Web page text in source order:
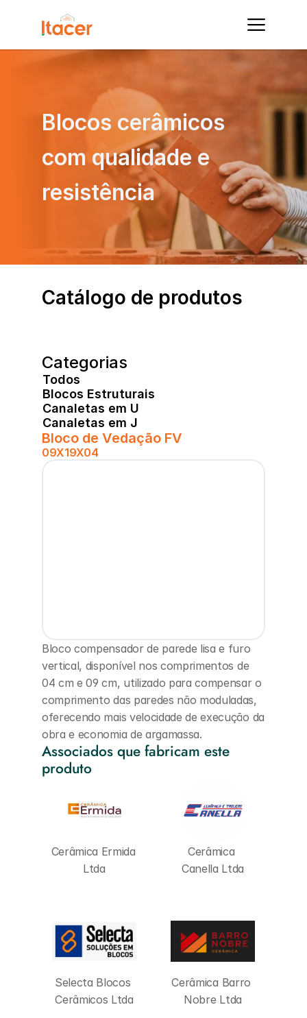
Catálogo de produtos
Bloco de Vedação FV
09X19X04
Bloco compensador de parede lisa e furo
vertical, disponível nos comprimentos de
04 cm e 09 cm, utilizado para compensar o
comprimento das paredes não moduladas,
oferecendo mais velocidade de execução da
obra e economia de argamassa.
Associados que fabricam este
produto
Cerâmica Ermida
Ltda
Cerâmica
Canella Ltda
Selecta Blocos
Cerâmicos Ltda
Cerâmica Barro
Nobre Ltda
Categorias
Todos
Blocos Estruturais
Canaletas em U
Canaletas em J
Blocos cerâmicos
com qualidade e
resistência